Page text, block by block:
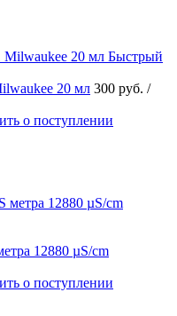
Быстрый
20 мл 300 руб. /
о поступлении
12880 µS/cm
о поступлении